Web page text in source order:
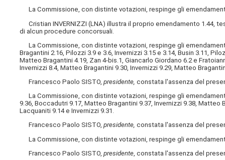
La Commissione, con distinte votazioni, respinge gli
Cristian INVERNIZZI (LNA) illustra il proprio emendamento 1.44,
di alcun procedure concorsuali.
La Commissione, con distinte votazioni, respinge gli emendamenti
Bragantini 2.16, Pilozzi 3.9 e 3.6, Invernizzi 3.15 e 3.14, Busin 3.11,
Matteo Bragantini 4.19, Zan 4-bis.1, Giancarlo Giordano 6.2 e
Invernizzi 8.4, Matteo Bragantini 9.30, Invernizzi 9.29, Matteo
Francesco Paolo SISTO,presidente, constata l'assenza del
La Commissione, con distinte votazioni, respinge gli
9.36, Boccadutri 9.17, Matteo Bragantini 9.37, Invernizzi 9.38, Matteo
Lacquaniti 9.14 e Invernizzi 9.31.
Francesco Paolo SISTO,presidente, constata l'assenza del
La Commissione, con distinte votazioni, respinge gli emendamenti
Francesco Paolo SISTO,presidente , constata l'assenza del